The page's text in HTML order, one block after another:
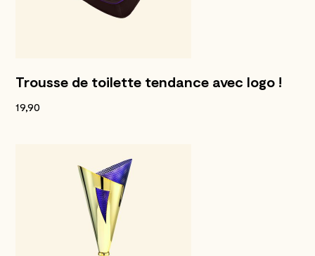
Trousse de toilette tendance avec logo !
19,90